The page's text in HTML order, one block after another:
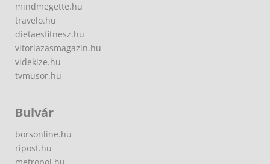
mindmegette.hu
travelo.hu
dietaesfitnesz.hu
vitorlazasmagazin.hu
videkize.hu
tvmusor.hu
Bulvár
borsonline.hu
ripost.hu